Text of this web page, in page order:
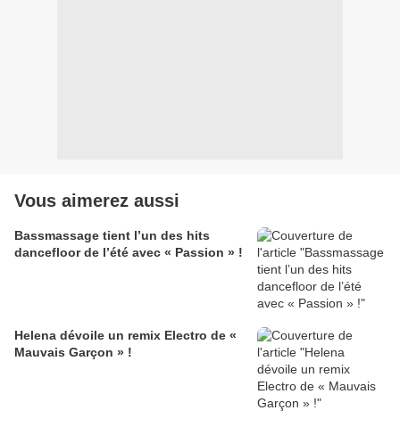
Vous aimerez aussi
Bassmassage tient l’un des hits
dancefloor de l’été avec « Passion » !
Helena dévoile un remix Electro de «
Mauvais Garçon » !